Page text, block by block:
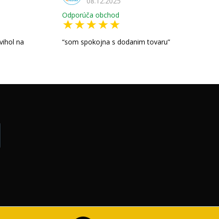
na
Odporúča obchod
som spokojna s dodanim tovaru